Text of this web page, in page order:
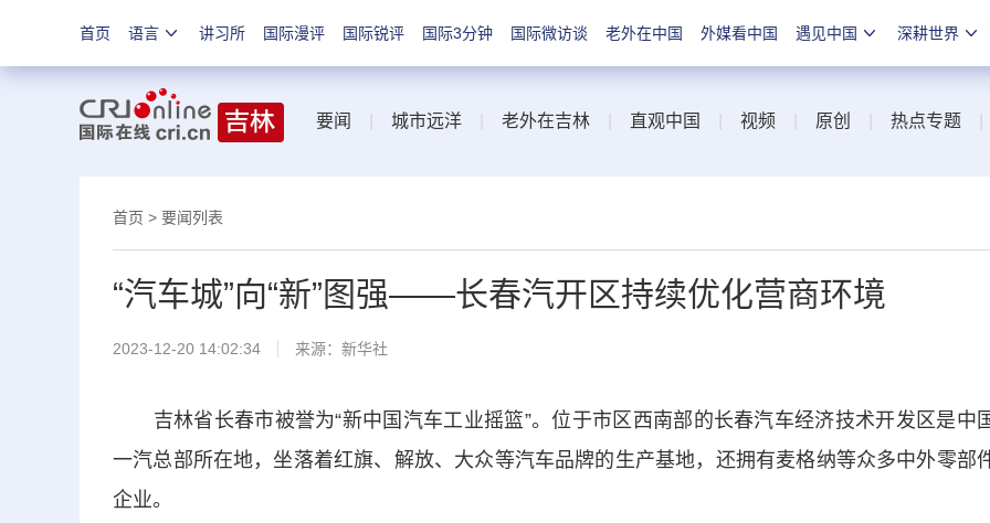
首页 语言 讲习所 国际漫评 国际锐评 国际3分钟 国际微访谈 老外在中国 外媒看中国 遇见中国 深耕世界
要闻 城市远洋 老外在吉林 直观中国 视频 原创 热点专题
首页 > 要闻列表
“汽车城”向“新”图强——长春汽开区持续优化营商环境
2023-12-20 14:02:34 来源： 新华社
吉林省长春市被誉为“新中国汽车工业摇篮”。位于市区西南部的长春汽车经济技术开发区是中
一汽总部所在地，坐落着红旗、解放、大众等汽车品牌的生产基地，还拥有麦格纳等众多中外零部
企业。